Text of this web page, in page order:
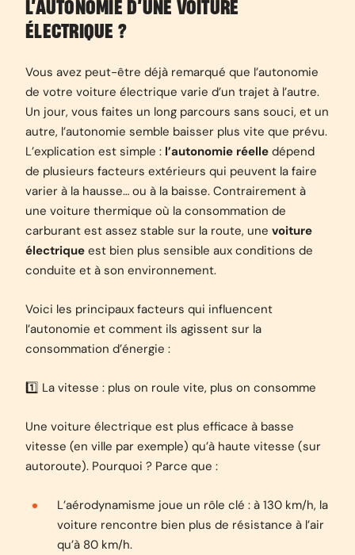
L’AUTONOMIE D’UNE VOITURE
ÉLECTRIQUE ?
Vous avez peut-être déjà remarqué que l’autonomie
de votre voiture électrique varie d’un trajet à l’autre.
Un jour, vous faites un long parcours sans souci, et un
autre, l’autonomie semble baisser plus vite que prévu.
L’explication est simple : l’autonomie réelle dépend
de plusieurs facteurs extérieurs qui peuvent la faire
varier à la hausse… ou à la baisse. Contrairement à
une voiture thermique où la consommation de
carburant est assez stable sur la route, une voiture
électrique est bien plus sensible aux conditions de
conduite et à son environnement.
Voici les principaux facteurs qui influencent
l’autonomie et comment ils agissent sur la
consommation d’énergie :
1️⃣ La vitesse : plus on roule vite, plus on consomme
Une voiture électrique est plus efficace à basse
vitesse (en ville par exemple) qu’à haute vitesse (sur
autoroute). Pourquoi ? Parce que :
L’aérodynamisme joue un rôle clé : à 130 km/h, la
voiture rencontre bien plus de résistance à l’air
qu’à 80 km/h.